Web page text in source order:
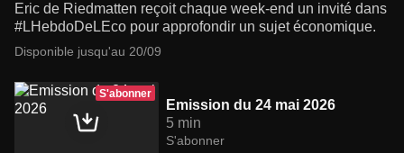
Eric de Riedmatten reçoit chaque week-end un invité dans
#LHebdoDeLEco pour approfondir un sujet économique.
Disponible jusqu'au 20/09
S'abonner
Emission du 24 mai 2026
5 min
S'abonner